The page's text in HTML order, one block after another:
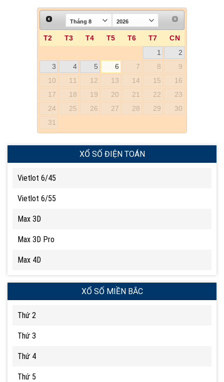
T2 T3 T4 T5 T6 T7
CN
1
2
3
4 5 6 7 8
9
10
11 12 13 14 15
16
17
18 19 20 21 22
23
24
25 26 27 28 29
30
31
XỔ SỐ ĐIỆN TOÁN
Vietlot 6/45
Vietlot 6/55
Max 3D
Max 3D Pro
Max 4D
XỔ SỐ MIỀN BẮC
Thứ 2
Thứ 3
Thứ 4
Thứ 5